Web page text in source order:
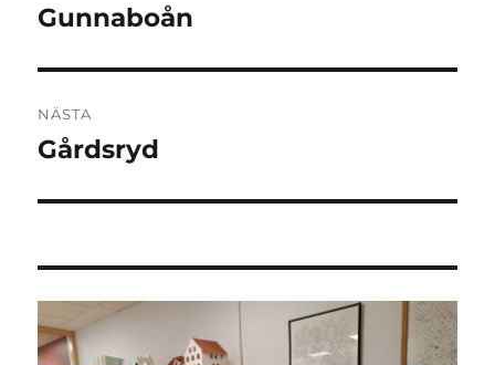
Föregående
Gunnaboån
NÄSTA
Nästa
Gårdsryd